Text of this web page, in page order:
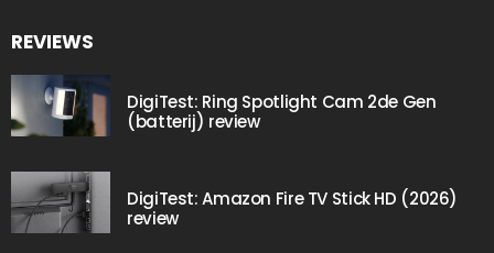
REVIEWS
DigiTest: Ring Spotlight Cam 2de Gen
(batterij) review
DigiTest: Amazon Fire TV Stick HD (2026)
review